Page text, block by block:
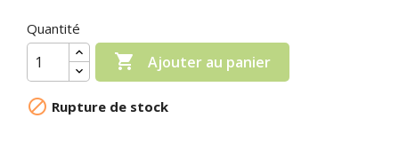
Quantité
 Ajouter au panier
 Rupture de stock